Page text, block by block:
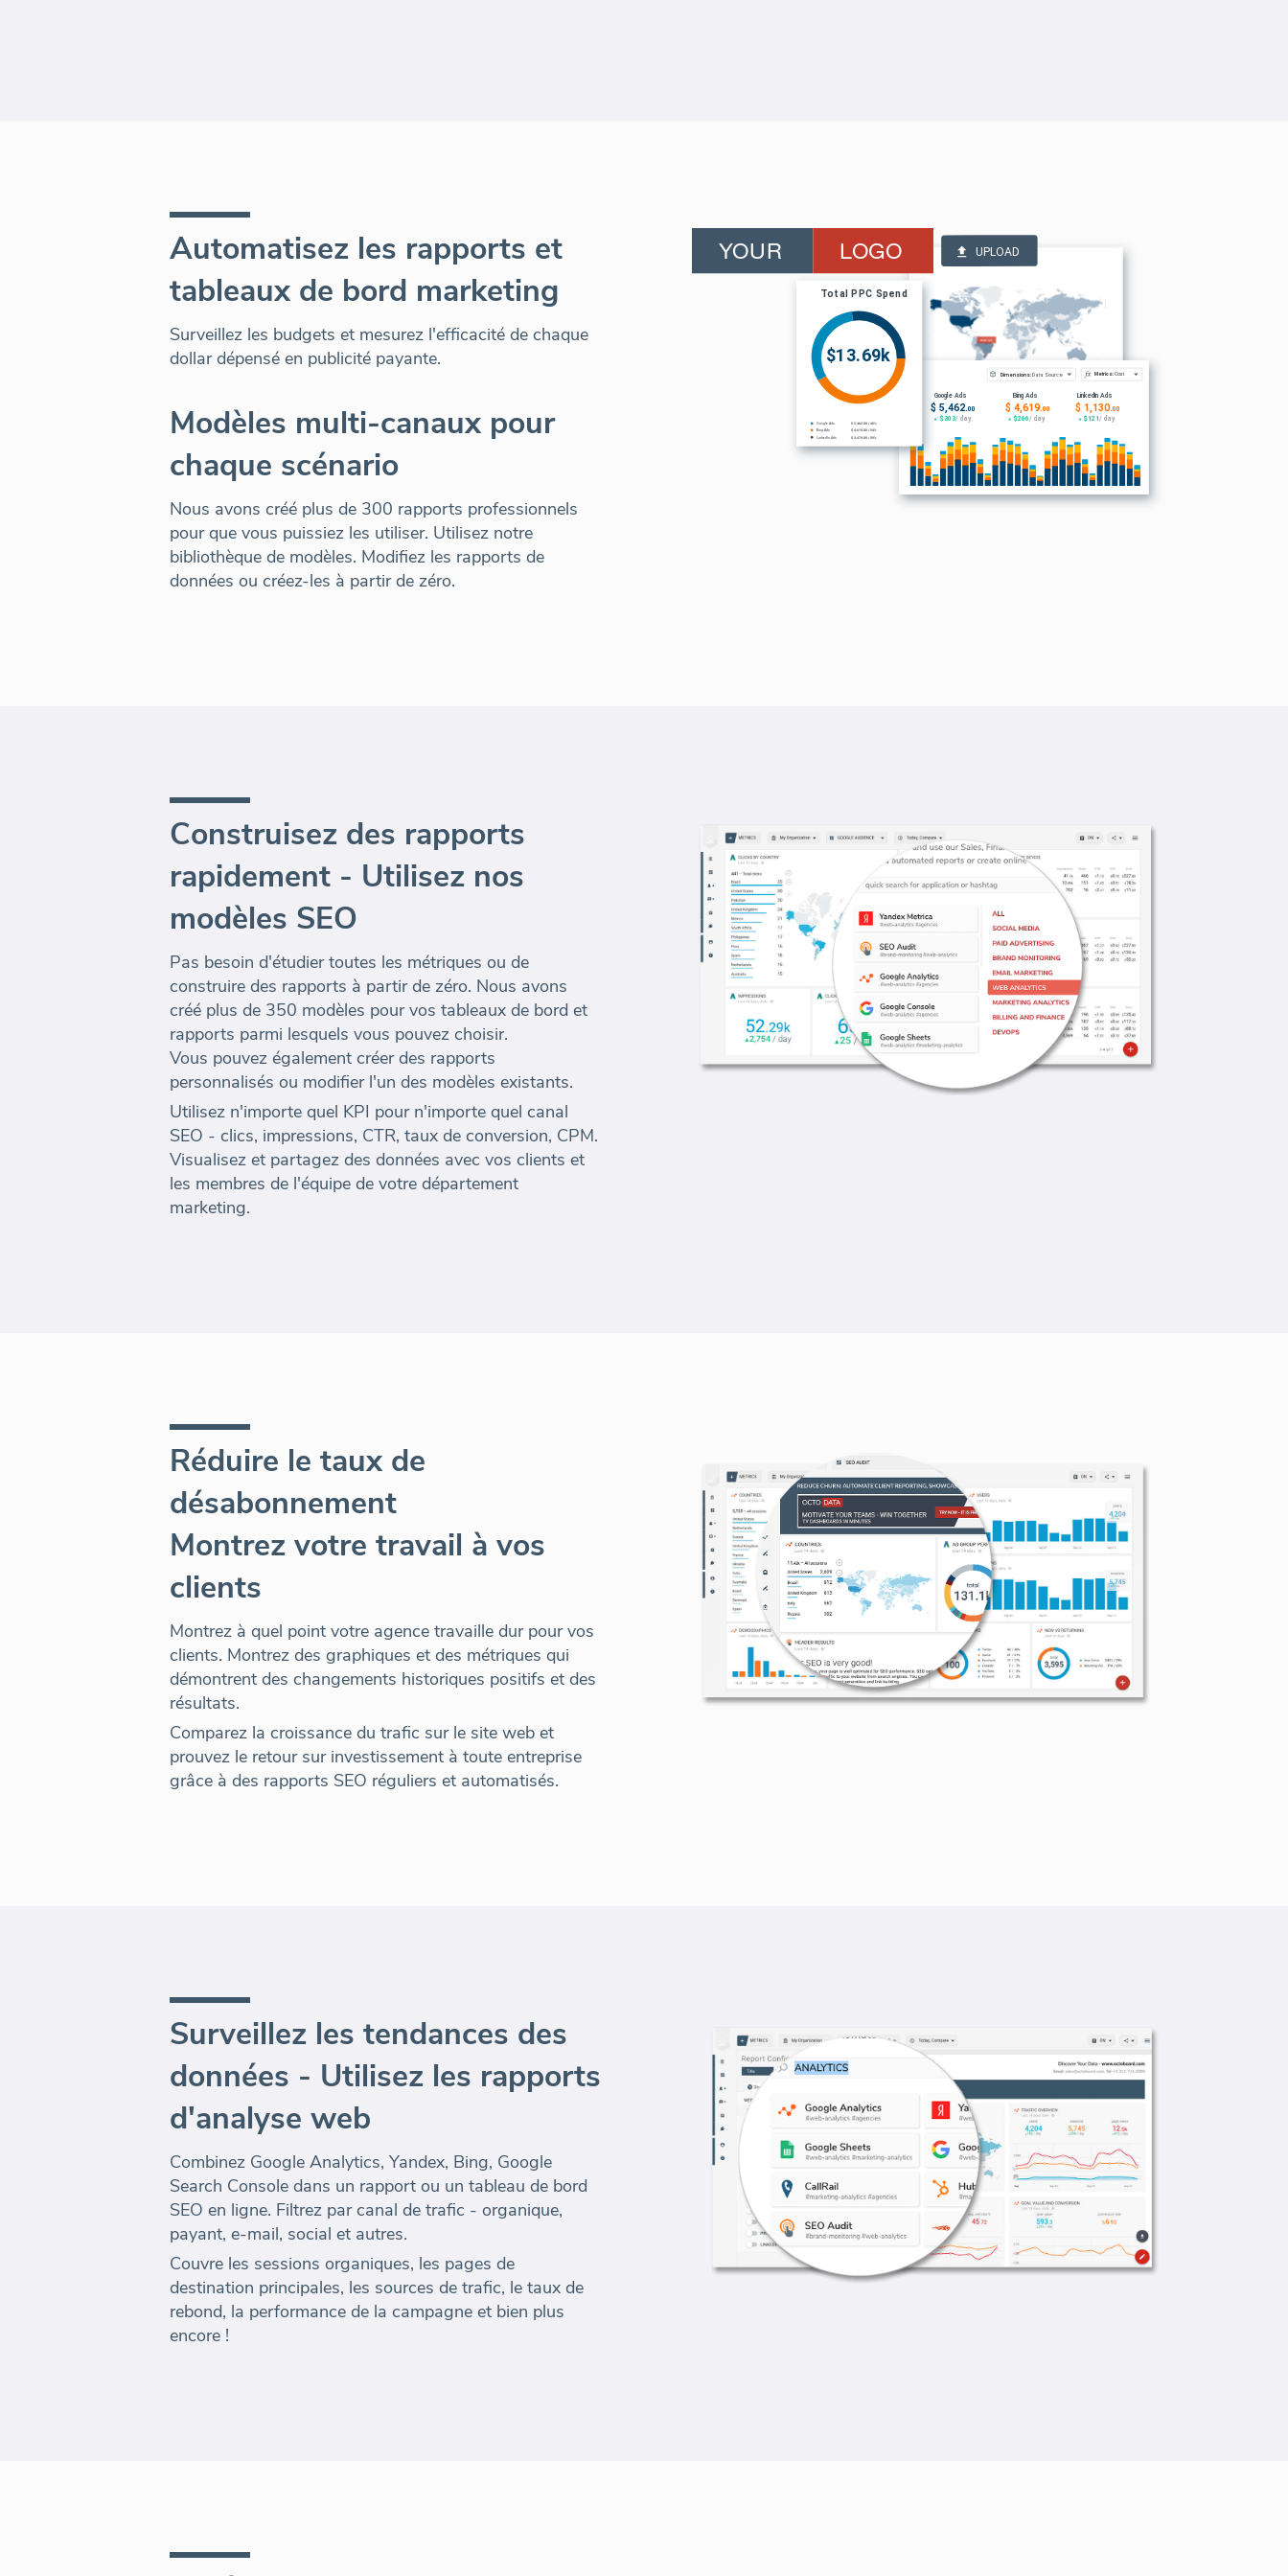
Automatisez les rapports et
tableaux de bord marketing
Surveillez les budgets et mesurez l'efficacité de chaque
dollar dépensé en publicité payante.
Modèles multi-canaux pour
chaque scénario
Nous avons créé plus de 300 rapports professionnels
pour que vous puissiez les utiliser. Utilisez notre
bibliothèque de modèles. Modifiez les rapports de
données ou créez-les à partir de zéro.
Construisez des rapports
rapidement - Utilisez nos
modèles SEO
Pas besoin d'étudier toutes les métriques ou de
construire des rapports à partir de zéro. Nous avons
créé plus de 350 modèles pour vos tableaux de bord et
rapports parmi lesquels vous pouvez choisir.
Vous pouvez également créer des rapports
personnalisés ou modifier l'un des modèles existants.
Utilisez n'importe quel KPI pour n'importe quel canal
SEO - clics, impressions, CTR, taux de conversion, CPM.
Visualisez et partagez des données avec vos clients et
les membres de l'équipe de votre département
marketing.
Réduire le taux de
désabonnement
Montrez votre travail à vos
clients
Montrez à quel point votre agence travaille dur pour vos
clients. Montrez des graphiques et des métriques qui
démontrent des changements historiques positifs et des
résultats.
Comparez la croissance du trafic sur le site web et
prouvez le retour sur investissement à toute entreprise
grâce à des rapports SEO réguliers et automatisés.
Surveillez les tendances des
données - Utilisez les rapports
d'analyse web
Combinez Google Analytics, Yandex, Bing, Google
Search Console dans un rapport ou un tableau de bord
SEO en ligne. Filtrez par canal de trafic - organique,
payant, e-mail, social et autres.
Couvre les sessions organiques, les pages de
destination principales, les sources de trafic, le taux de
rebond, la performance de la campagne et bien plus
encore !